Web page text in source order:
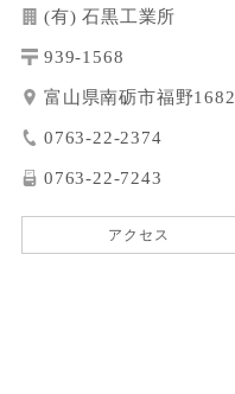
(有) 石黒工業所
939-1568
富山県南砺市福野1682
0763-22-2374
0763-22-7243
アクセス